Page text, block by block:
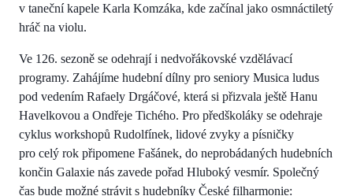
v taneční kapele Karla Komzáka, kde začínal jako osmnáctiletý
hráč na violu.
Ve 126. sezoně se odehrají i nedvořákovské vzdělávací
programy. Zahájíme hudební dílny pro seniory Musica ludus
pod vedením Rafaely Drgáčové, která si přizvala ještě Hanu
Havelkovou a Ondřeje Tichého. Pro předškoláky se odehraje
cyklus workshopů Rudolfínek, lidové zvyky a písničky
pro celý rok připomene Fašánek, do neprobádaných hudebních
končin Galaxie nás zavede pořad Hluboký vesmír. Společný
čas bude možné strávit s hudebníky České filharmonie: